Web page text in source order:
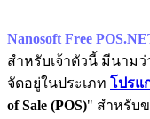
Nanosoft Free
สำหรับเจ้าตัวนี้ มีนามว่
จัดอยู่ในประเภท โปรแ
of Sale (POS)" สำหรับ